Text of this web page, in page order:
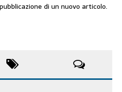
di un nuovo articolo.